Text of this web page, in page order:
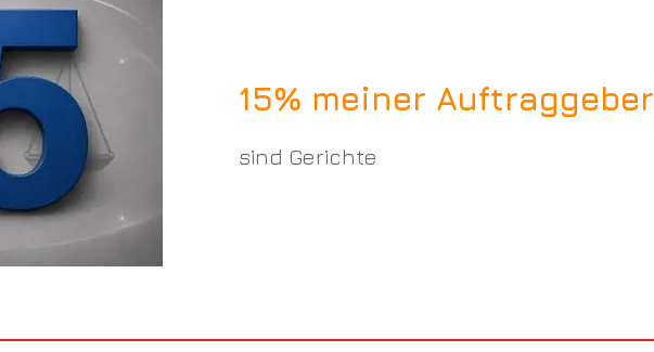
15% meiner Auftraggeber
sind Gerichte